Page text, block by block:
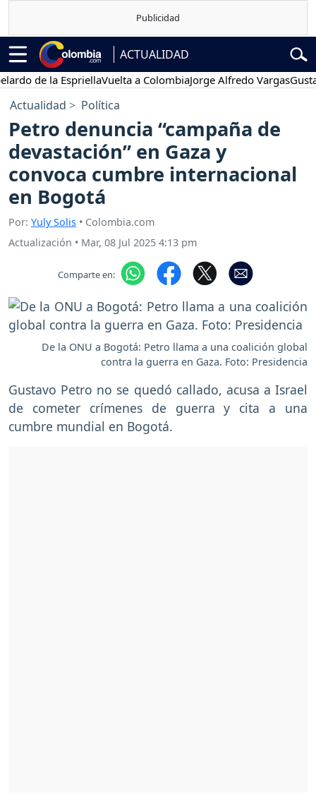
ACTUALIDAD
la EspriellaVuelta a ColombiaJorge Alfredo VargasGustavo
Actualidad Política
Petro denuncia “campaña de
devastación” en Gaza y
convoca cumbre internacional
en Bogotá
Por: Yuly Solis • Colombia.com
Actualización • Mar, 08 Jul 2025 4:13 pm
Comparte en:
De la ONU a Bogotá: Petro llama a una coalición global
contra la guerra en Gaza. Foto: Presidencia
Gustavo Petro no se quedó callado, acusa a Israel
de cometer crímenes de guerra y cita a una
cumbre mundial en Bogotá.